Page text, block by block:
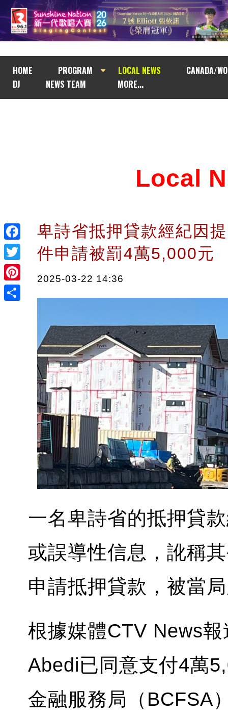
HOME PROGRAM LOCAL NEWS
CANADA/
DJ
NEWS TEAM MORE...
Facebook
Twitter
Pinterest
Local
卑詩省抵押貸款經紀因
件申請被罰4萬5,000
2025-03-22 14:36
一名卑詩省的抵押貸
或誤導性信息，訛稱
申請抵押貸款，被當
根據媒體CTV News
Abedi已同意支付4萬
金融服務局（BCFSA